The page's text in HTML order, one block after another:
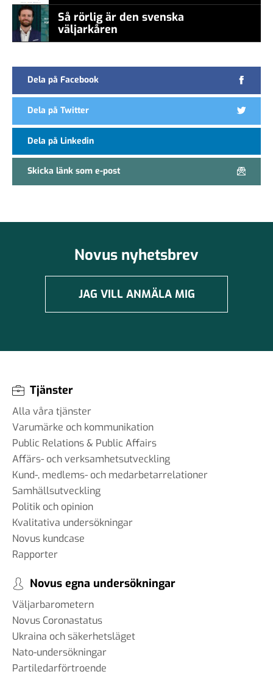
Så rörlig är den svenska
väljarkåren
Dela på Facebook
Dela på Twitter
Dela på Linkedin
Skicka länk som e-post
Novus nyhetsbrev
JAG VILL ANMÄLA MIG
Tjänster
Alla våra tjänster
Varumärke och kommunikation
Public Relations & Public Affairs
Affärs- och verksamhetsutveckling
Kund-, medlems- och medarbetarrelationer
Samhällsutveckling
Politik och opinion
Kvalitativa undersökningar
Novus kundcase
Rapporter
Novus egna undersökningar
Väljarbarometern
Novus Coronastatus
Ukraina och säkerhetsläget
Nato-undersökningar
Partiledarförtroende